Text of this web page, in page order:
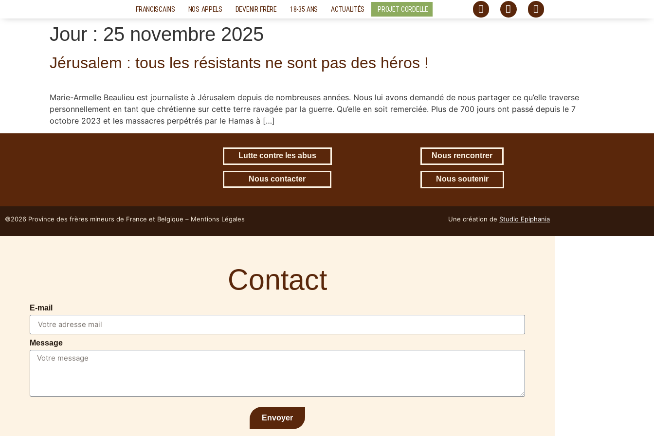
FRANCISCAINS NOS APPELS DEVENIR FRÈRE 18-35 ANS ACTUALITÉS PROJET CORDELLE
Jour : 25 novembre 2025
Jérusalem : tous les résistants ne sont pas des héros !
Marie-Armelle Beaulieu est journaliste à Jérusalem depuis de nombreuses années. Nous lui avons demandé de nous partager ce qu’elle traverse
personnellement en tant que chrétienne sur cette terre ravagée par la guerre. Qu’elle en soit remerciée. Plus de 700 jours ont passé depuis le 7
octobre 2023 et les massacres perpétrés par le Hamas à […]
Lutte contre les abus
Nous contacter
Nous rencontrer
Nous soutenir
©2026 Province des frères mineurs de France et Belgique – Mentions Légales Une création de Studio Epiphania
Contact
E-mail
Message
Envoyer